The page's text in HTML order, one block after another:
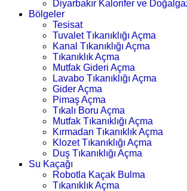
Diyarbakır Kalorifer ve
Bölgeler
Tesisat
Tuvalet Tıkanıklığı Açma
Kanal Tıkanıklığı Açma
Tıkanıklık Açma
Mutfak Gideri Açma
Lavabo Tıkanıklığı Açma
Gider Açma
Pimaş Açma
Tıkalı Boru Açma
Mutfak Tıkanıklığı Açma
Kırmadan Tıkanıklık Açma
Klozet Tıkanıklığı Açma
Duş Tıkanıklığı Açma
Su Kaçağı
Robotla Kaçak Bulma
Tıkanıklık Açma